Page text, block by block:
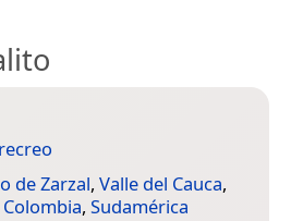
de Zarzal, Valle del Cauca,
Colombia, Sudamérica